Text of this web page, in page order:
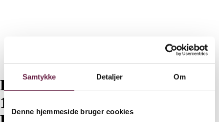
Samtykke Detaljer Om
Denne hjemmeside bruger cookies
Ledlenser Workers Friend – 4-i-
1 arbejdslampe & Thermos